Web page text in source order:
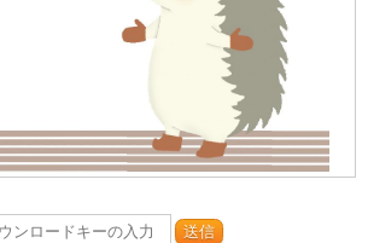
送信